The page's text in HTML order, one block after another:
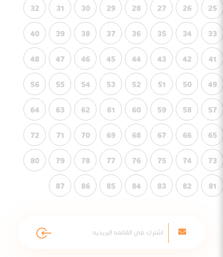
25
26
27
28
29
30
31
32
33
34
35
36
37
38
39
40
41
42
43
44
45
46
47
48
49
50
51
52
53
54
55
56
57
58
59
60
61
62
63
64
65
66
67
68
69
70
71
72
73
74
75
76
77
78
79
80
81
82
83
84
85
86
87